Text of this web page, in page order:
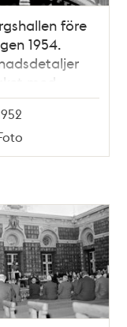
före
1954.
med
1882 då
byggdes
Erik. En